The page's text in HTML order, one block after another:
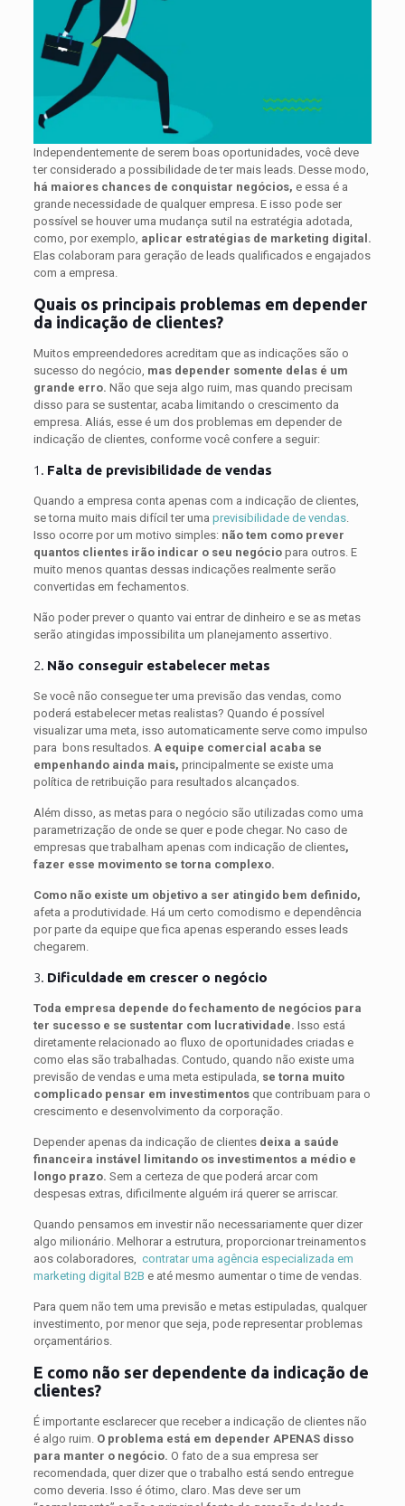
Independentemente de serem boas oportunidades, você deve
ter considerado a possibilidade de ter mais leads. Desse modo,
há maiores chances de conquistar negócios, e essa é a
grande necessidade de qualquer empresa. E isso pode ser
possível se houver uma mudança sutil na estratégia adotada,
como, por exemplo, aplicar estratégias de marketing digital.
Elas colaboram para geração de leads qualificados e engajados
com a empresa.
Quais os principais problemas em depender
da indicação de clientes?
Muitos empreendedores acreditam que as indicações são o
sucesso do negócio, mas depender somente delas é um
grande erro. Não que seja algo ruim, mas quando precisam
disso para se sustentar, acaba limitando o crescimento da
empresa. Aliás, esse é um dos problemas em depender de
indicação de clientes, conforme você confere a seguir:
1. Falta de previsibilidade de vendas
Quando a empresa conta apenas com a indicação de clientes,
se torna muito mais difícil ter uma previsibilidade de vendas.
Isso ocorre por um motivo simples: não tem como prever
quantos clientes irão indicar o seu negóciopara outros. E
muito menos quantas dessas indicações realmente serão
convertidas em fechamentos.
Não poder prever o quanto vai entrar de dinheiro e se as metas
serão atingidas impossibilita um planejamento assertivo.
2. Não conseguir estabelecer metas
Se você não consegue ter uma previsão das vendas, como
poderá estabelecer metas realistas? Quando é possível
visualizar uma meta, isso automaticamente serve como impulso
para bons resultados. A equipe comercial acaba se
empenhando ainda mais, principalmente se existe uma
política de retribuição para resultados alcançados.
Além disso, as metas para o negócio são utilizadas como uma
parametrização de onde se quer e pode chegar. No caso de
empresas que trabalham apenas com indicação de clientes,
fazer esse movimento se torna complexo.
Como não existe um objetivo a ser atingido bem definido,
afeta a produtividade. Há um certo comodismo e dependência
por parte da equipe que fica apenas esperando esses leads
chegarem.
3. Dificuldade em crescer o negócio
Toda empresa depende do fechamento de negócios para
ter sucesso e se sustentar com lucratividade. Isso está
diretamente relacionado ao fluxo de oportunidades criadas e
como elas são trabalhadas. Contudo, quando não existe uma
previsão de vendas e uma meta estipulada, se torna muito
complicado pensar em investimentosque contribuam para o
crescimento e desenvolvimento da corporação.
Depender apenas da indicação de clientes deixa a saúde
financeira instável limitando os investimentos a médio e
longo prazo. Sem a certeza de que poderá arcar com
despesas extras, dificilmente alguém irá querer se arriscar.
Quando pensamos em investir não necessariamente quer dizer
algo milionário. Melhorar a estrutura, proporcionar treinamentos
aos colaboradores, contratar uma agência especializada em
marketing digital B2B e até mesmo aumentar o time de vendas.
Para quem não tem uma previsão e metas estipuladas, qualquer
investimento, por menor que seja, pode representar problemas
orçamentários.
E como não ser dependente da indicação de
clientes?
É importante esclarecer que receber a indicação de clientes não
é algo ruim. O problema está em depender APENAS disso
para manter o negócio. O fato de a sua empresa ser
recomendada, quer dizer que o trabalho está sendo entregue
como deveria. Isso é ótimo, claro. Mas deve ser um